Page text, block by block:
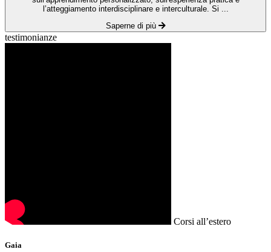
l’atteggiamento interdisciplinare e interculturale. Si ...
Saperne di più
testimonianze
Corsi all’estero
Gaia